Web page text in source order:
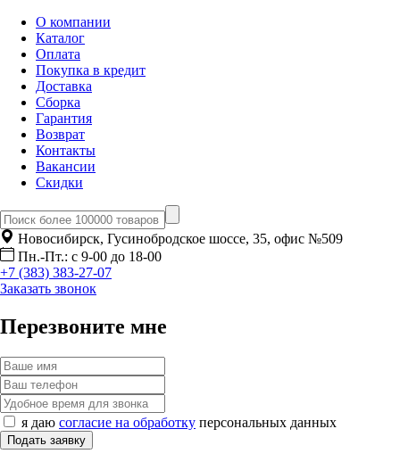
О компании
Каталог
Оплата
Покупка в кредит
Доставка
Сборка
Гарантия
Возврат
Контакты
Вакансии
Скидки
Новосибирск, Гусинобродское шоссе, 35, офис №509
Пн.-Пт.: с 9-00 до 18-00
+7 (383) 383-27-07
Заказать звонок
Перезвоните мне
я даю согласие на обработку персональных данных